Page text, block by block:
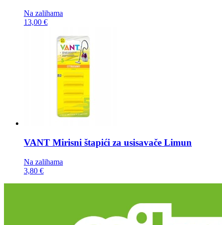
Na zalihama
13,00 €
VANT Mirisni štapići za usisavače Limun
Na zalihama
3,80 €